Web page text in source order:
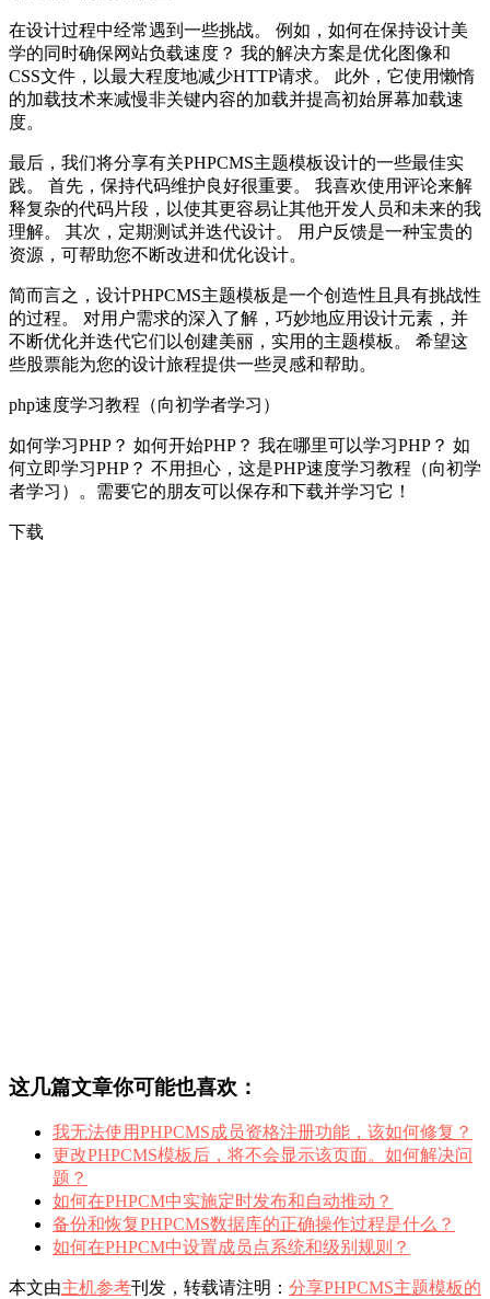
在设计过程中经常遇到一些挑战。 例如，如何在保持设计美
学的同时确保网站负载速度？ 我的解决方案是优化图像和
CSS文件，以最大程度地减少HTTP请求。 此外，它使用懒惰
的加载技术来减慢非关键内容的加载并提高初始屏幕加载速
度。
最后，我们将分享有关PHPCMS主题模板设计的一些最佳实
践。 首先，保持代码维护良好很重要。 我喜欢使用评论来解
释复杂的代码片段，以使其更容易让其他开发人员和未来的我
理解。 其次，定期测试并迭代设计。 用户反馈是一种宝贵的
资源，可帮助您不断改进和优化设计。
简而言之，设计PHPCMS主题模板是一个创造性且具有挑战性
的过程。 对用户需求的深入了解，巧妙地应用设计元素，并
不断优化并迭代它们以创建美丽，实用的主题模板。 希望这
些股票能为您的设计旅程提供一些灵感和帮助。
php速度学习教程（向初学者学习）
如何学习PHP？ 如何开始PHP？ 我在哪里可以学习PHP？ 如
何立即学习PHP？ 不用担心，这是PHP速度学习教程（向初学
者学习）。需要它的朋友可以保存和下载并学习它！
下载
这几篇文章你可能也喜欢：
我无法使用PHPCMS成员资格注册功能，该如何修复？
更改PHPCMS模板后，将不会显示该页面。如何解决问
题？
如何在PHPCM中实施定时发布和自动推动？
备份和恢复PHPCMS数据库的正确操作过程是什么？
如何在PHPCM中设置成员点系统和级别规则？
本文由主机参考刊发，转载请注明： 分享PHPCMS主题模板的